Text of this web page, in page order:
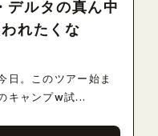
デルタの真ん中
れたくな
日。このツアー始ま
キャンプw試...